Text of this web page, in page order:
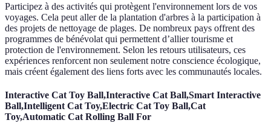
Participez à des activités qui protègent l'environnement lors de vos
voyages. Cela peut aller de la plantation d'arbres à la participation à
des projets de nettoyage de plages. De nombreux pays offrent des
programmes de bénévolat qui permettent d’allier tourisme et
protection de l'environnement. Selon les retours utilisateurs, ces
expériences renforcent non seulement notre conscience écologique,
mais créent également des liens forts avec les communautés locales.
Interactive Cat Toy Ball,Interactive Cat Ball,Smart Interactive
Ball,Intelligent Cat Toy,Electric Cat Toy Ball,Cat
Toy,Automatic Cat Rolling Ball For